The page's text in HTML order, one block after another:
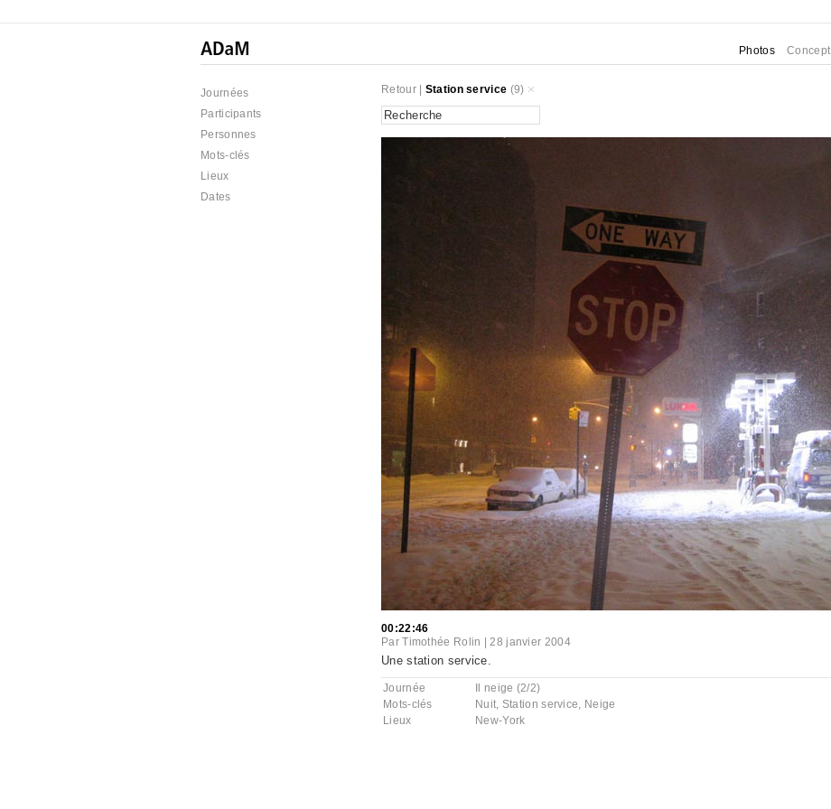
Photos Concept
Journées
Participants
Personnes
Mots-clés
Lieux
Dates
Retour| Station service (9)
00:22:46
ParTimothée Rolin |28 janvier 2004
Une station service.
Journée
Il neige (2/2)
Mots-clés
Nuit, Station service, Neige
Lieux
New-York